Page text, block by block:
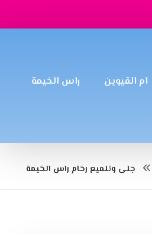
ام القيوين راس الخيمة
جلى وتلميع رخام راس الخيمة